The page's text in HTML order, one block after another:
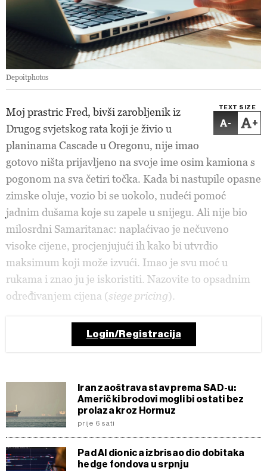
Depoitphotos
TEXT SIZE
- +
Moj prastric Fred, bivši zarobljenik iz
Drugog svjetskog rata koji je živio u
planinama Cascade u Oregonu, nije imao
gotovo ništa prijavljeno na svoje ime osim kamiona s
pogonom na sva četiri točka. Kada bi nastupile opasne
zimske oluje, vozio bi se uokolo, nudeći pomoć
jadnim dušama koje su zapele u snijegu. Ali nije bio
milosrdni Samaritanac: naplaćivao je nečuveno
visoke cijene, procjenjujući ih kako bi utvrdio
maksimum koji može izvući. Imao je svu moć u
rukama i znao ju je iskoristiti. Nazovite to opsadnim
određivanjem cijena (siege pricing).
Login/Registracija
Iran zaoštrava stav prema SAD-u:
Američki brodovi mogli bi ostati bez
prolaza kroz Hormuz
prije 6 sati
Pad AI dionica izbrisao dio dobitaka
hedge fondova u srpnju